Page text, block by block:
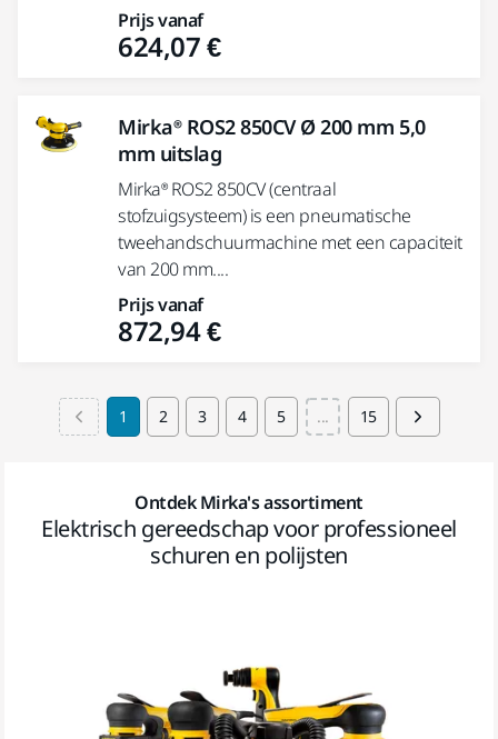
Prijs vanaf
624,07 €
Mirka® ROS2 850CV Ø 200 mm 5,0
mm uitslag
Mirka® ROS2 850CV (centraal
stofzuigsysteem) is een pneumatische
tweehandschuurmachine met een capaciteit
van 200 mm....
Prijs vanaf
872,94 €
1 2 3 4 5 ... 15
Ontdek Mirka's assortiment
Elektrisch gereedschap voor professioneel
schuren en polijsten